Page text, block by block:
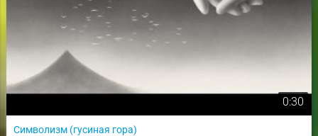
0:30
Символизм (гусиная гора)